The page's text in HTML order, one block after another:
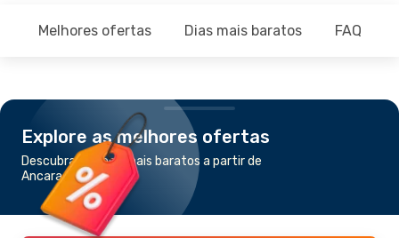
Melhores ofertas Dias mais baratos FAQ
Explore as melhores ofertas
Descubra os voos mais baratos a partir de
Ancara para Bacu